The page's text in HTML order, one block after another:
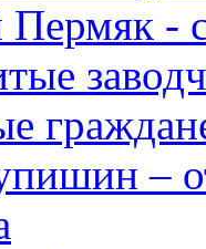
Пермяк -
–